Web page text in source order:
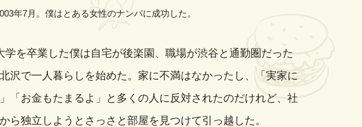
年7月。僕はとある女性のナンパに成功した。
を卒業した僕は自宅が後楽園、職場が渋谷と通勤圏だった
沢で一人暮らしを始めた。家に不満はなかったし、「実家に
「お金もたまるよ」と多くの人に反対されたのだけれど、社
ら独立しようとさっさと部屋を見つけて引っ越した。